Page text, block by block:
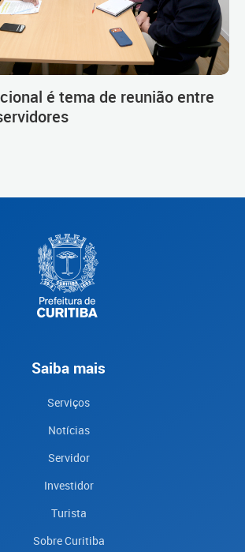
é tema de reunião entre
Saiba mais
Serviços
Notícias
Servidor
Investidor
Turista
Sobre Curitiba